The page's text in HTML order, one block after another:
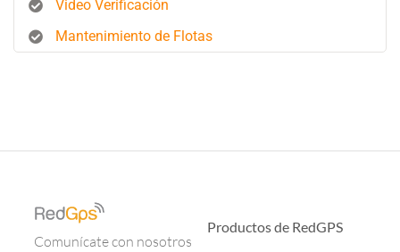
Video Verificación
Mantenimiento de Flotas
Comunícate con nosotros
Productos de RedGPS